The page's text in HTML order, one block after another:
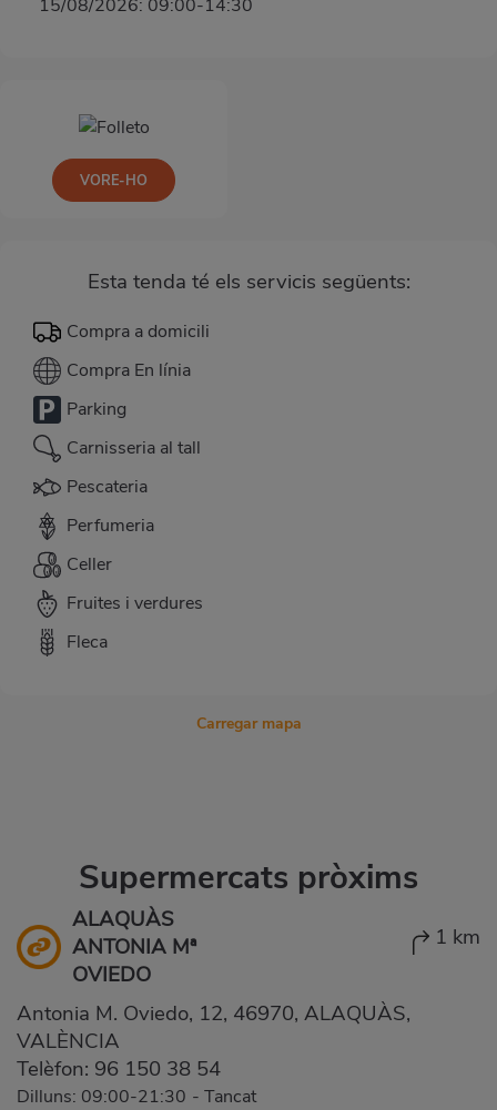
15/08/2026: 09:00-14:30
Esta tenda té els servicis següents:
Compra a domicili
Compra En línia
Parking
Carnisseria al tall
Pescateria
Perfumeria
Celler
Fruites i verdures
Fleca
VORE-HO
Carregar mapa
Supermercats pròxims
ALAQUÀS
ANTONIA Mª
OVIEDO
1 km
Antonia M. Oviedo, 12, 46970, ALAQUÀS,
VALÈNCIA
Telèfon: 96 150 38 54
Dilluns: 09:00-21:30 - Tancat